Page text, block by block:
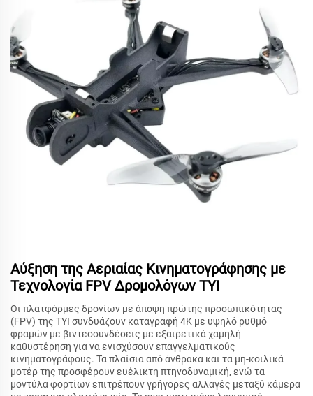
Αύξηση της Αεριαίας Κινηματογράφησης με
Τεχνολογία FPV Δρομολόγων TYI
Οι πλατφόρμες δρονίων με άποψη πρώτης προσωπικότητας
(FPV) της TYI συνδυάζουν καταγραφή 4K με υψηλό ρυθμό
φραμών με βιντεοσυνδέσεις με εξαιρετικά χαμηλή
καθυστέρηση για να ενισχύσουν επαγγελματικούς
κινηματογράφους. Τα πλαίσια από άνθρακα και τα μη-κοιλικά
μοτέρ της προσφέρουν ευέλικτη πτηνοδυναμική, ενώ τα
μοντύλα φορτίων επιτρέπουν γρήγορες αλλαγές μεταξύ κάμερα